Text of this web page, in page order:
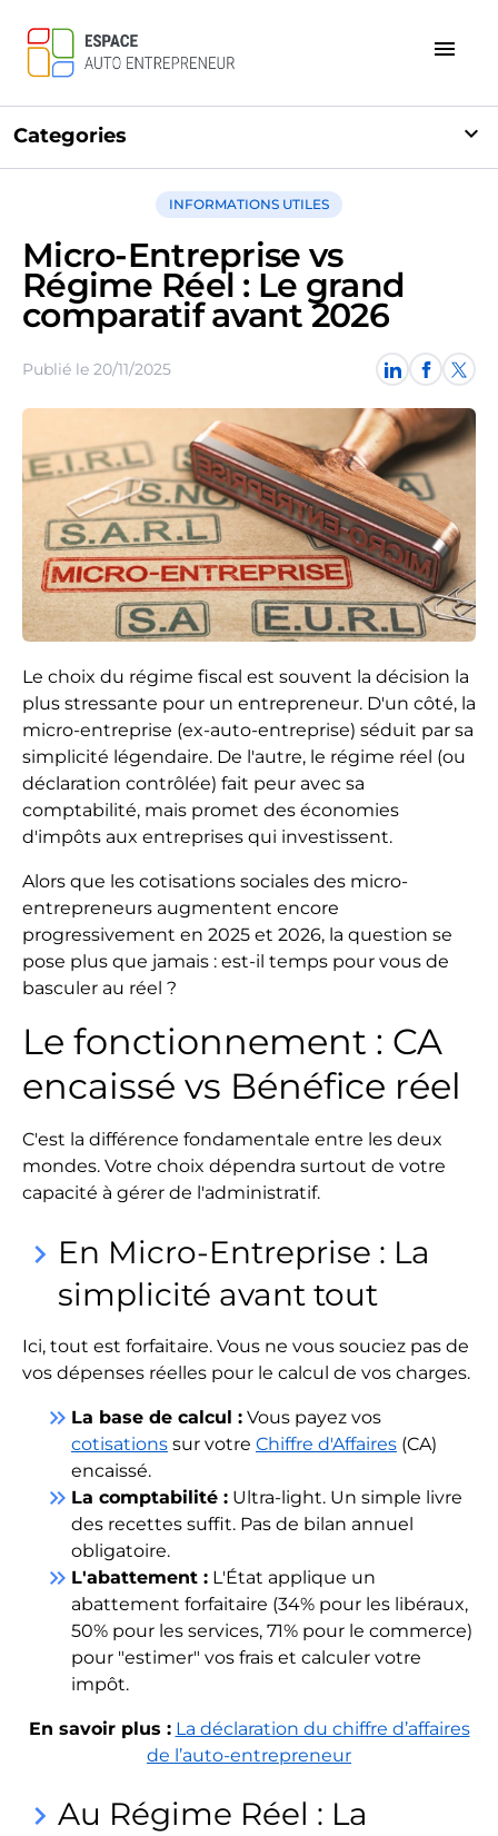
menu
Categories expand_more
INFORMATIONS UTILES
Micro-Entreprise vs
Régime Réel : Le grand
comparatif avant 2026
Publié le 20/11/2025
Le choix du régime fiscal est souvent la décision la
plus stressante pour un entrepreneur. D'un côté, la
micro-entreprise (ex-auto-entreprise) séduit par sa
simplicité légendaire. De l'autre, le régime réel (ou
déclaration contrôlée) fait peur avec sa
comptabilité, mais promet des économies
d'impôts aux entreprises qui investissent.
Alors que les cotisations sociales des micro-
entrepreneurs augmentent encore
progressivement en 2025 et 2026, la question se
pose plus que jamais : est-il temps pour vous de
basculer au réel ?
Le fonctionnement : CA
encaissé vs Bénéfice réel
C'est la différence fondamentale entre les deux
mondes. Votre choix dépendra surtout de votre
capacité à gérer de l'administratif.
keyboard_arrow_right En Micro-Entreprise : La
simplicité avant tout
Ici, tout est forfaitaire. Vous ne vous souciez pas de
vos dépenses réelles pour le calcul de vos charges.
keyboard_double_arrow_right La base de calcul : Vous payez vos
cotisations sur votre Chiffre d'Affaires (CA)
encaissé.
keyboard_double_arrow_right La comptabilité : Ultra-light. Un simple livre
des recettes suffit. Pas de bilan annuel
obligatoire.
keyboard_double_arrow_right L'abattement : L'État applique un
abattement forfaitaire (34% pour les libéraux,
50% pour les services, 71% pour le commerce)
pour "estimer" vos frais et calculer votre
impôt.
En savoir plus : La déclaration du chiffre d’affaires
de l’auto-entrepreneur
keyboard_arrow_right Au Régime Réel : La